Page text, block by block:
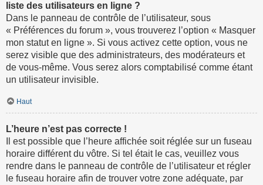
liste des utilisateurs en ligne ?
Dans le panneau de contrôle de l’utilisateur, sous
« Préférences du forum », vous trouverez l’option « Masquer
mon statut en ligne ». Si vous activez cette option, vous ne
serez visible que des administrateurs, des modérateurs et
de vous-même. Vous serez alors comptabilisé comme étant
un utilisateur invisible.
Haut
L’heure n’est pas correcte !
Il est possible que l’heure affichée soit réglée sur un fuseau
horaire différent du vôtre. Si tel était le cas, veuillez vous
rendre dans le panneau de contrôle de l’utilisateur et régler
le fuseau horaire afin de trouver votre zone adéquate, par